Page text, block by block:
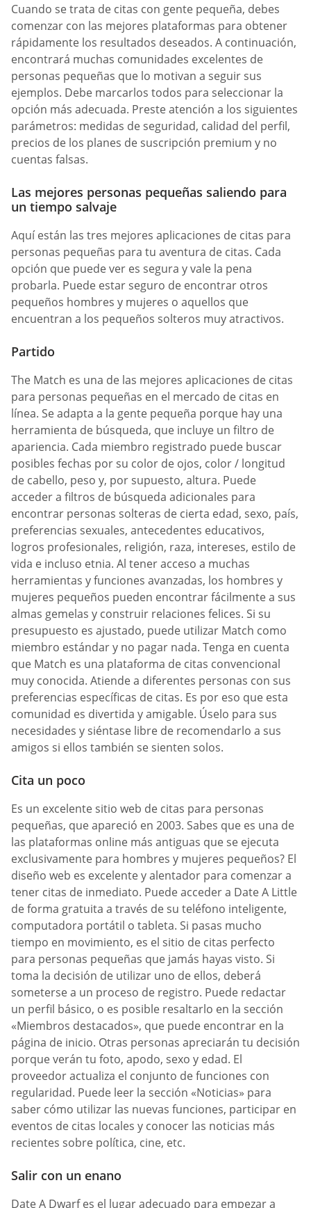
Cuando se trata de citas con gente pequeña, debes
comenzar con las mejores plataformas para obtener
rápidamente los resultados deseados. A continuación,
encontrará muchas comunidades excelentes de
personas pequeñas que lo motivan a seguir sus
ejemplos. Debe marcarlos todos para seleccionar la
opción más adecuada. Preste atención a los siguientes
parámetros: medidas de seguridad, calidad del perfil,
precios de los planes de suscripción premium y no
cuentas falsas.
Las mejores personas pequeñas saliendo para
un tiempo salvaje
Aquí están las tres mejores aplicaciones de citas para
personas pequeñas para tu aventura de citas. Cada
opción que puede ver es segura y vale la pena
probarla. Puede estar seguro de encontrar otros
pequeños hombres y mujeres o aquellos que
encuentran a los pequeños solteros muy atractivos.
Partido
The Match es una de las mejores aplicaciones de citas
para personas pequeñas en el mercado de citas en
línea. Se adapta a la gente pequeña porque hay una
herramienta de búsqueda, que incluye un filtro de
apariencia. Cada miembro registrado puede buscar
posibles fechas por su color de ojos, color / longitud
de cabello, peso y, por supuesto, altura. Puede
acceder a filtros de búsqueda adicionales para
encontrar personas solteras de cierta edad, sexo, país,
preferencias sexuales, antecedentes educativos,
logros profesionales, religión, raza, intereses, estilo de
vida e incluso etnia. Al tener acceso a muchas
herramientas y funciones avanzadas, los hombres y
mujeres pequeños pueden encontrar fácilmente a sus
almas gemelas y construir relaciones felices. Si su
presupuesto es ajustado, puede utilizar Match como
miembro estándar y no pagar nada. Tenga en cuenta
que Match es una plataforma de citas convencional
muy conocida. Atiende a diferentes personas con sus
preferencias específicas de citas. Es por eso que esta
comunidad es divertida y amigable. Úselo para sus
necesidades y siéntase libre de recomendarlo a sus
amigos si ellos también se sienten solos.
Cita un poco
Es un excelente sitio web de citas para personas
pequeñas, que apareció en 2003. Sabes que es una de
las plataformas online más antiguas que se ejecuta
exclusivamente para hombres y mujeres pequeños? El
diseño web es excelente y alentador para comenzar a
tener citas de inmediato. Puede acceder a Date A Little
de forma gratuita a través de su teléfono inteligente,
computadora portátil o tableta. Si pasas mucho
tiempo en movimiento, es el sitio de citas perfecto
para personas pequeñas que jamás hayas visto. Si
toma la decisión de utilizar uno de ellos, deberá
someterse a un proceso de registro. Puede redactar
un perfil básico, o es posible resaltarlo en la sección
«Miembros destacados», que puede encontrar en la
página de inicio. Otras personas apreciarán tu decisión
porque verán tu foto, apodo, sexo y edad. El
proveedor actualiza el conjunto de funciones con
regularidad. Puede leer la sección «Noticias» para
saber cómo utilizar las nuevas funciones, participar en
eventos de citas locales y conocer las noticias más
recientes sobre política, cine, etc.
Salir con un enano
Date A Dwarf es el lugar adecuado para empezar a